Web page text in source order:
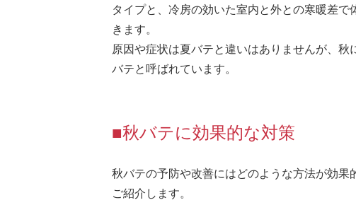
タイプと、冷房の効いた室内と外との寒暖差
きます。
原因や症状は夏バテと違いはありませんが、
バテと呼ばれています。
■秋バテに効果的な対策
秋バテの予防や改善にはどのような方法が効
ご紹介します。